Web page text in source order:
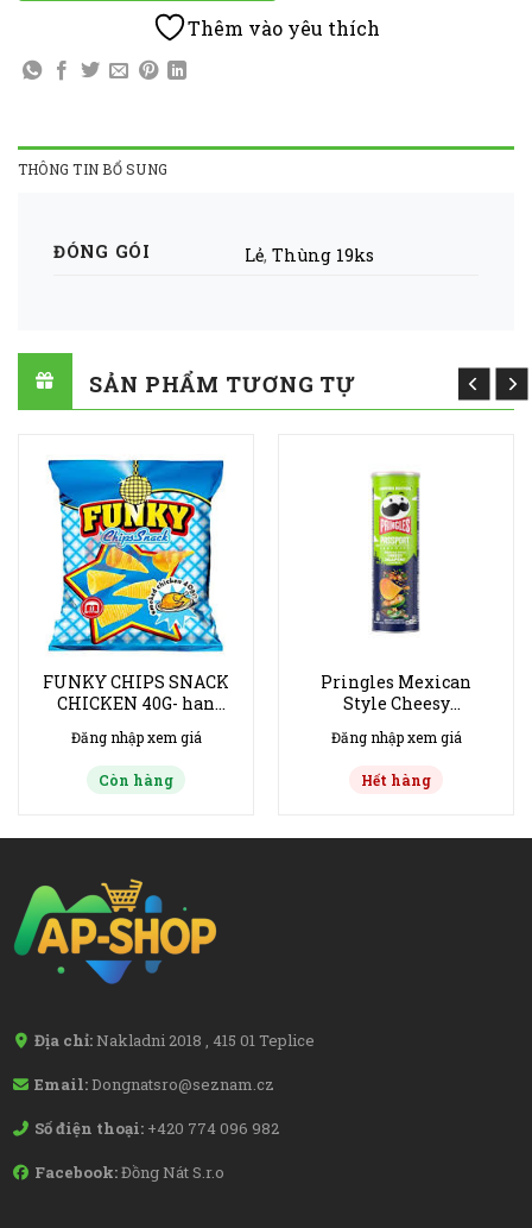
Thêm vào yêu thích
THÔNG TIN BỔ SUNG
ĐÓNG GÓI Lẻ,Thùng 19ks
SẢN PHẨM TƯƠNG TỰ
FUNKY CHIPS SNACK
CHICKEN 40G- han
Đăng nhập xem giá
Còn hàng
Pringles Mexican
Style Cheesy
14/10/2026
Đăng nhập xem giá
Hết hàng
Địa chỉ: Nakladni 2018 , 415 01 Teplice
Email:Dongnatsro@seznam.cz
Số điện thoại: +420 774 096 982
Facebook:Đồng Nát S.r.o